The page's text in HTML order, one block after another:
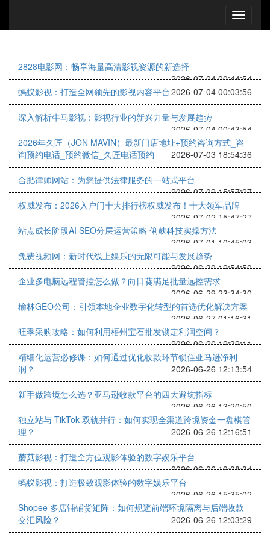
2828电影网：畅享海量高清影视资源的新选择
2026-07-04 00:44:54
蚂蚁影视：打造全网领先的影视内容平台2026-07-04 00:03:56
深入解析牛马影视：影视行业的新兴力量与发展趋势
2026-07-04 00:43:54
2026年久匠（JON MAVIN）最新门店地址+预约咨询方式_咨
询预约电话_预约微信_久匠电话预约
2026-07-03 18:54:36
合肥律师网站：为您提供法律服务的一站式平台
2026-07-02 15:57:27
权威发布：2026入户门十大排行榜权威发布！十大领军品牌
2026-07-02 15:47:27
站点成长阶段AI SEO分层运营策略 俐麸科技实操方法
2026-07-01 10:45:03
免费视频网：新时代线上娱乐的无限可能与发展趋势
2026-06-30 12:54:50
企业多电脑远程管控怎么做？向日葵满足批量远控需求
2026-06-29 23:34:30
榆林GEO公司：引领本地企业数字化转型的首选优化解决方案
2026-06-27 01:16:31
旺季采购攻略：如何利用梧州宝石批发锁定利润空间？
2026-06-26 12:32:11
精细化运营必修课：如何通过优化收款环节锁住亚马逊净利
润？
2026-06-26 12:13:54
新手做跨境怎么选？亚马逊收款平台的四大避坑指标
2026-06-26 13:20:50
独立站与 TikTok 双轨并行：如何实现全渠道跨境资金一盘棋管
理？
2026-06-26 12:16:51
蘑菇影视：打造全方位观影体验的数字娱乐平台
2026-06-26 19:08:34
蚂蚁影视：打造极致观影体验的数字娱乐平台
2026-06-26 15:35:02
Shopee 多店铺铺货矩阵：如何规避前端环境隔离与后端收款
交汇风险？
2026-06-26 12:03:29